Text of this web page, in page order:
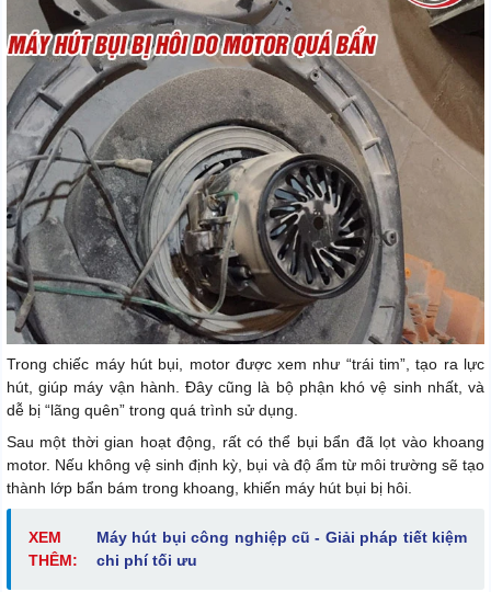
Trong chiếc máy hút bụi, motor được xem như “trái tim”, tạo ra lực
hút, giúp máy vận hành. Đây cũng là bộ phận khó vệ sinh nhất, và
dễ bị “lãng quên” trong quá trình sử dụng.
Sau một thời gian hoạt động, rất có thể bụi bẩn đã lọt vào khoang
motor. Nếu không vệ sinh định kỳ, bụi và độ ẩm từ môi trường sẽ tạo
thành lớp bẩn bám trong khoang, khiến máy hút bụi bị hôi.
XEM
THÊM:
Máy hút bụi công nghiệp cũ - Giải pháp tiết kiệm
chi phí tối ưu